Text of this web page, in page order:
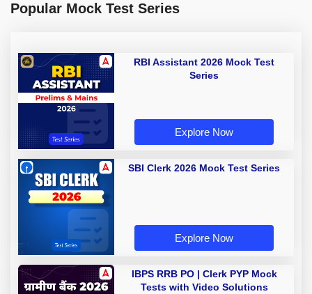
Popular Mock Test Series
RBI Assistant 2026 Mock Test
Series
Explore Now
SBI Clerk 2026 Mock Test Series
Explore Now
IBPS RRB PO | Clerk PYP Mock
Tests with Video Solutions